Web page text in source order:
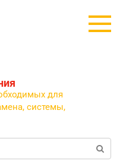
для
системы,